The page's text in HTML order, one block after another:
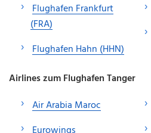
Flughafen Frankfurt
(FRA)
Flughafen Hahn (HHN)
Airlines zum Flughafen Tanger
Air Arabia Maroc